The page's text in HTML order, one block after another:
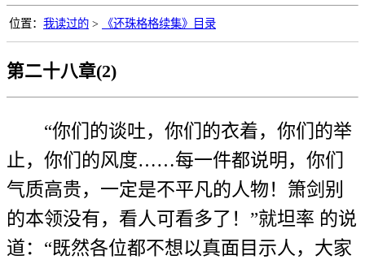
位置： 我读过的 > 《还珠格格续集》目录
第二十八章(2)
“你们的谈吐，你们的衣着，你们的举
止，你们的风度……每一件都说明，你们
气质高贵，一定是不平凡的人物！箫剑别
的本领没有，看人可看多了！”就坦率 的说
道：“既然各位都不想以真面目示人，大家